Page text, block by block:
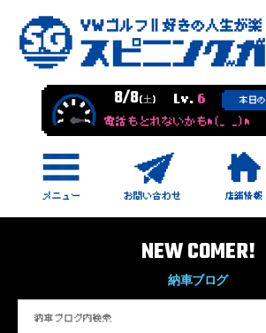
8/8(土) Lv. 6 本日
電話もとれないかもm(_ _)m
NEW COMER!
納車ブログ